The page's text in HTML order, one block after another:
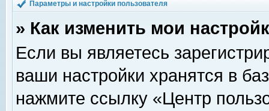
Параметры и настройки пользователя
» Как изменить мои
Если вы являетесь
ваши настройки хранятся в
нажмите ссылку «Центр